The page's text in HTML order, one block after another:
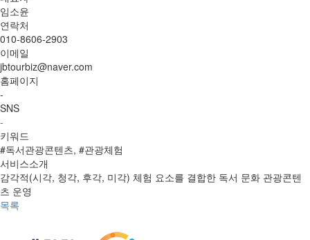
임소윤
연락처
010-8606-2903
이메일
jbtourbiz@naver.com
홈페이지
-
SNS
-
키워드
#독서관광콘텐츠, #관광체험
서비스소개
감각적(시각, 청각, 후각, 미각) 체험 요소를 결합한 독서 문화 관광콘텐
츠 운영
목록